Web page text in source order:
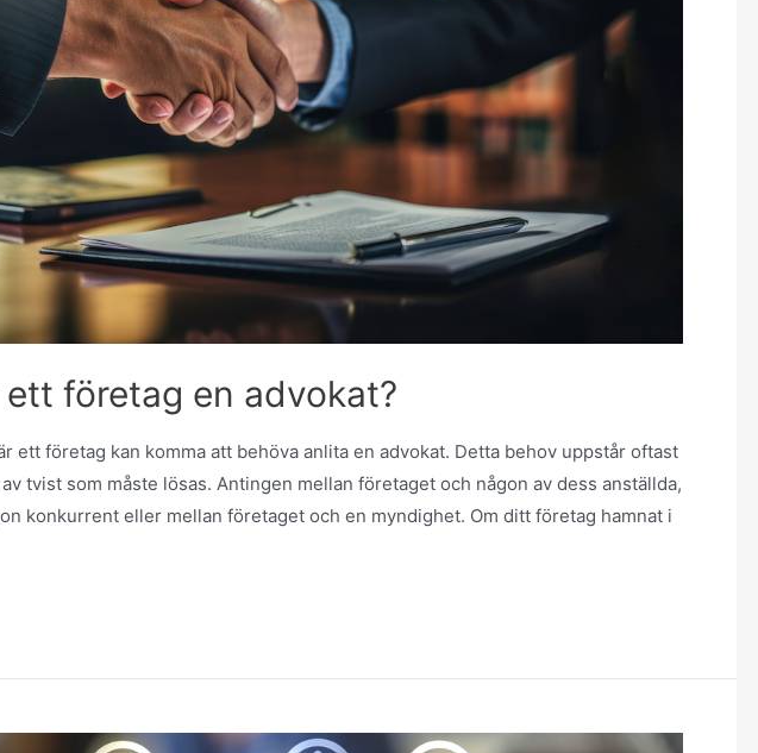
företag en advokat?
ett företag kan komma att behöva anlita en advokat. Detta behov uppstår oftast
tvist som måste lösas. Antingen mellan företaget och någon av dess anställda,
konkurrent eller mellan företaget och en myndighet. Om ditt företag hamnat i